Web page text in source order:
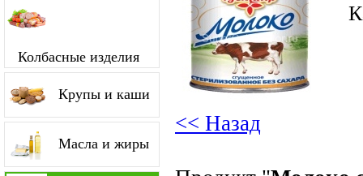
Колбасные изделия
Крупы и каши
Масла и жиры
<< Назад